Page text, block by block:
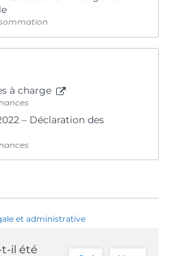
à charge
– Déclaration des
et administrative
t-il été